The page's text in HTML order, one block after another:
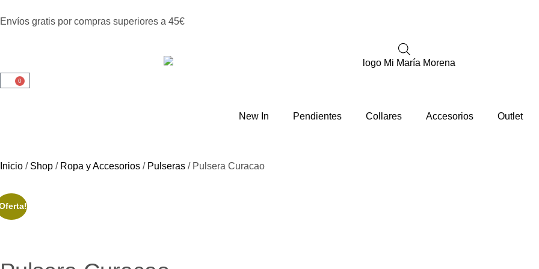
Envíos gratis por compras superiores a 45€
0
New In Pendientes Collares Accesorios Outlet
Inicio / Shop / Ropa y Accesorios / Pulseras / Pulsera Curacao